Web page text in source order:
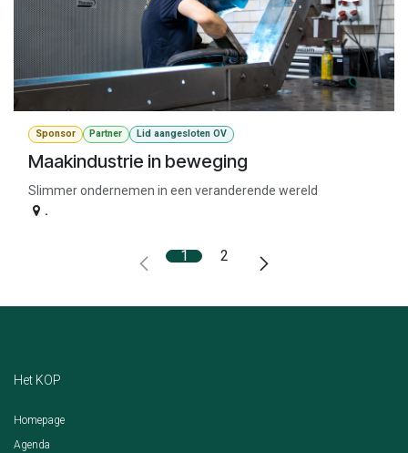
Sponsor Partner Lid aangesloten OV
Maakindustrie in beweging
Slimmer ondernemen in een veranderende wereld
.
1 2
Het KOP
Homepage​
Agenda